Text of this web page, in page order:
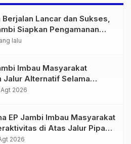
Berjalan Lancar dan Sukses,
Siapkan Pengamanan
8.750 Pelari, 1.848
lalu
Imbau Masyarakat
Jalur Alternatif Selama
Presisi Merdeka Run
2026
EP Jambi Imbau Masyarakat
di Atas Jalur Pipa
Keselamatan Bersama
2026